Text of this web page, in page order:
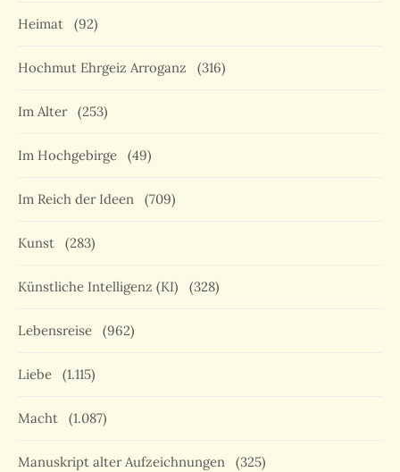
Heimat (92)
Hochmut Ehrgeiz Arroganz (316)
Im Alter (253)
Im Hochgebirge (49)
Im Reich der Ideen (709)
Kunst (283)
Künstliche Intelligenz (KI) (328)
Lebensreise (962)
Liebe (1.115)
Macht (1.087)
Manuskript alter Aufzeichnungen (325)